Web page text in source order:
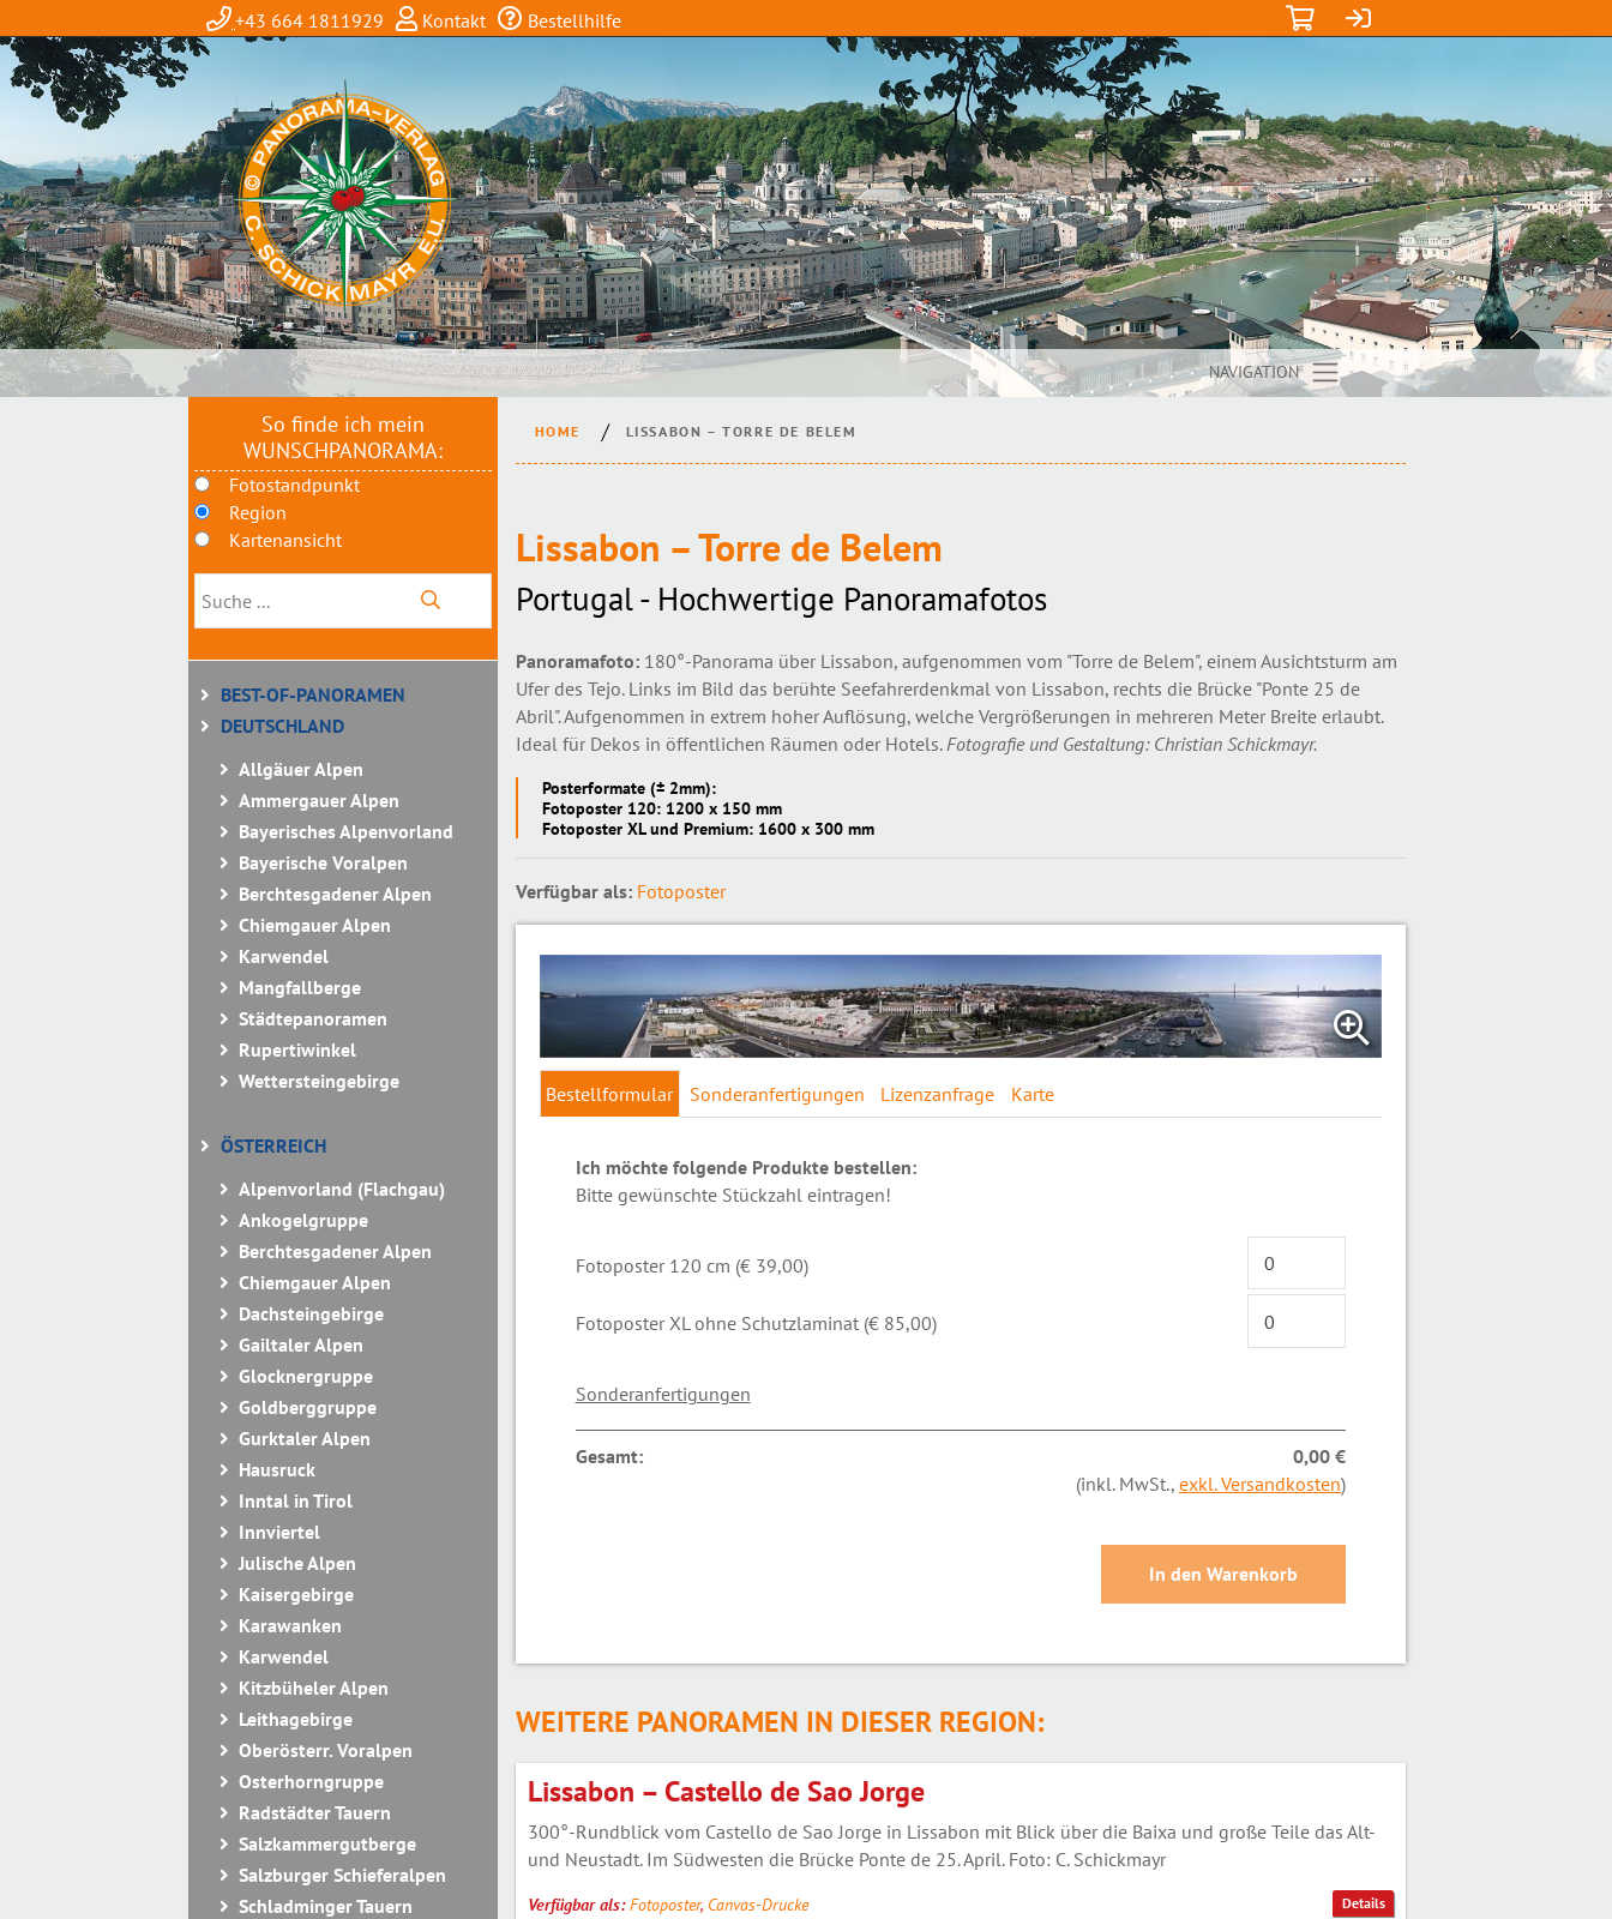
+43 664 1811929 Kontakt Bestellhilfe
NAVIGATION
So finde ich mein
WUNSCHPANORAMA:
Fotostandpunkt
Region
Kartenansicht
BEST-OF-PANORAMEN
DEUTSCHLAND
Allgäuer Alpen
Ammergauer Alpen
Bayerisches Alpenvorland
Bayerische Voralpen
Berchtesgadener Alpen
Chiemgauer Alpen
Karwendel
Mangfallberge
Städtepanoramen
Rupertiwinkel
Wettersteingebirge
ÖSTERREICH
Alpenvorland (Flachgau)
Ankogelgruppe
Berchtesgadener Alpen
Chiemgauer Alpen
Dachsteingebirge
Gailtaler Alpen
Glocknergruppe
Goldberggruppe
Gurktaler Alpen
Hausruck
Inntal in Tirol
Innviertel
Julische Alpen
Kaisergebirge
Karawanken
Karwendel
Kitzbüheler Alpen
Leithagebirge
Oberösterr. Voralpen
Osterhorngruppe
Radstädter Tauern
Salzkammergutberge
Salzburger Schieferalpen
Schladminger Tauern
HOME LISSABON – TORRE DE BELEM
Lissabon – Torre de Belem
Portugal - Hochwertige Panoramafotos
Panoramafoto:180°-Panorama über Lissabon, aufgenommen vom "Torre de Belem", einem Ausichtsturm am
Ufer des Tejo. Links im Bild das berühte Seefahrerdenkmal von Lissabon, rechts die Brücke "Ponte 25 de
Abril". Aufgenommen in extrem hoher Auflösung, welche Vergrößerungen in mehreren Meter Breite erlaubt.
Ideal für Dekos in öffentlichen Räumen oder Hotels.Fotografie und Gestaltung: Christian Schickmayr.
Posterformate (± 2mm):
Fotoposter 120: 1200 x 150 mm
Fotoposter XL und Premium: 1600 x 300 mm
Verfügbar als: Fotoposter
Bestellformular Sonderanfertigungen Lizenzanfrage Karte
Ich möchte folgende Produkte bestellen:
Bitte gewünschte Stückzahl eintragen!
Fotoposter 120 cm (€ 39,00)
Fotoposter XL ohne Schutzlaminat (€ 85,00)
Sonderanfertigungen
Gesamt:
0,00 €
(inkl. MwSt., exkl. Versandkosten)
WEITERE PANORAMEN IN DIESER REGION:
Details
Lissabon – Castello de Sao Jorge
300°-Rundblick vom Castello de Sao Jorge in Lissabon mit Blick über die Baixa und große Teile das Alt-
und Neustadt. Im Südwesten die Brücke Ponte de 25. April. Foto: C. Schickmayr
Verfügbar als:Fotoposter, Canvas-Drucke